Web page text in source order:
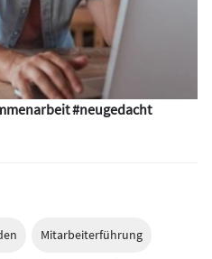
#neugedacht
Mitarbeiterführung